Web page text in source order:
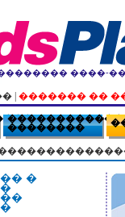
����-
������� ��
��������
�